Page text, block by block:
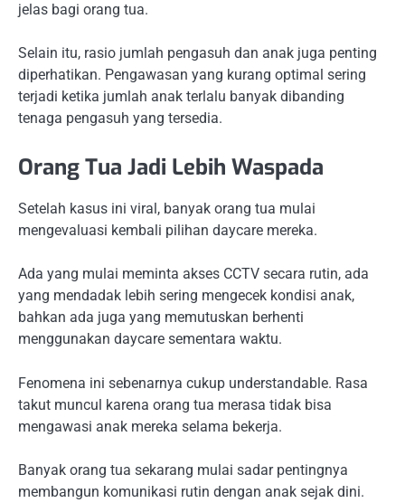
jelas bagi orang tua.
Selain itu, rasio jumlah pengasuh dan anak juga penting
diperhatikan. Pengawasan yang kurang optimal sering
terjadi ketika jumlah anak terlalu banyak dibanding
tenaga pengasuh yang tersedia.
Orang Tua Jadi Lebih Waspada
Setelah kasus ini viral, banyak orang tua mulai
mengevaluasi kembali pilihan daycare mereka.
Ada yang mulai meminta akses CCTV secara rutin, ada
yang mendadak lebih sering mengecek kondisi anak,
bahkan ada juga yang memutuskan berhenti
menggunakan daycare sementara waktu.
Fenomena ini sebenarnya cukup understandable. Rasa
takut muncul karena orang tua merasa tidak bisa
mengawasi anak mereka selama bekerja.
Banyak orang tua sekarang mulai sadar pentingnya
membangun komunikasi rutin dengan anak sejak dini.